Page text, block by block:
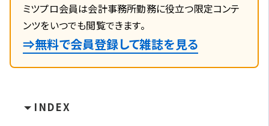
ミツプロ会員は会計事務所勤務に役立つ限定コンテ
ンツをいつでも閲覧できます。
⇒無料で会員登録して雑誌を見る
INDEX